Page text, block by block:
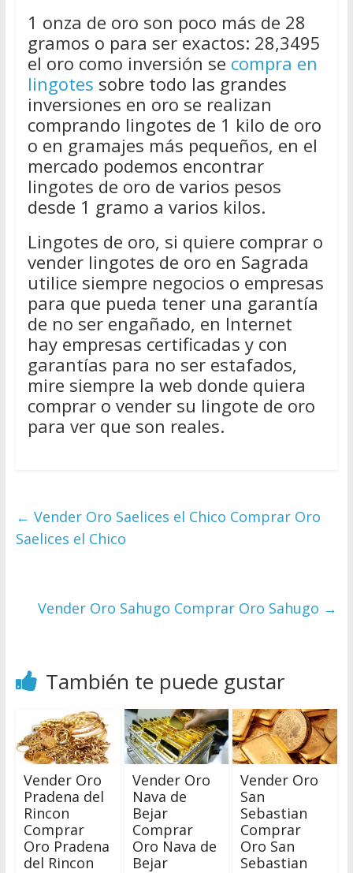
1 onza de oro son poco más de 28
gramos o para ser exactos: 28,3495
el oro como inversión se compra en
lingotes sobre todo las grandes
inversiones en oro se realizan
comprando lingotes de 1 kilo de oro
o en gramajes más pequeños, en el
mercado podemos encontrar
lingotes de oro de varios pesos
desde 1 gramo a varios kilos.
Lingotes de oro, si quiere comprar o
vender lingotes de oro en Sagrada
utilice siempre negocios o empresas
para que pueda tener una garantía
de no ser engañado, en Internet
hay empresas certificadas y con
garantías para no ser estafados,
mire siempre la web donde quiera
comprar o vender su lingote de oro
para ver que son reales.
← Vender Oro Saelices el Chico Comprar Oro
Saelices el Chico
Vender Oro Sahugo Comprar Oro Sahugo →
También te puede gustar
Vender Oro
Pradena del
Rincon
Comprar
Oro Pradena
del Rincon
Vender Oro
Nava de
Bejar
Comprar
Oro Nava de
Bejar
Vender Oro
San
Sebastian
Comprar
Oro San
Sebastian